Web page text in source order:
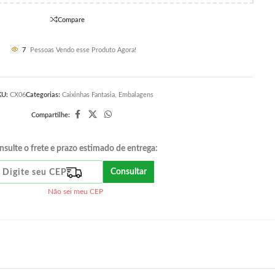
Compare
7 Pessoas Vendo esse Produto Agora!
CX06Categorias: Caixinhas Fantasia Embalagens
Compartilhe:
o frete e prazo estimado de entrega:
Consultar
Não sei meu CEP